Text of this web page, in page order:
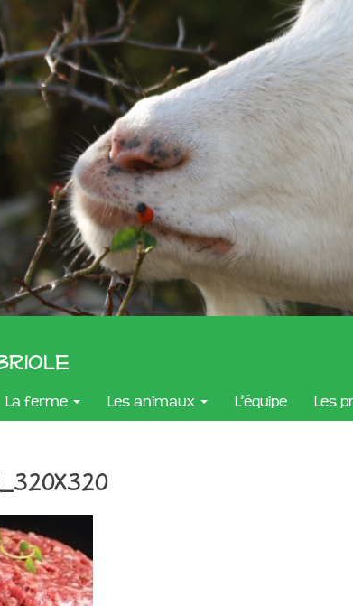
La ferme Les animaux L’équipe Les